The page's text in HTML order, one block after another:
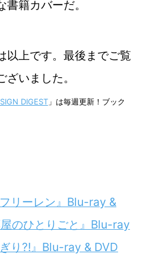
籍カバーだ。
以上です。最後までご覧
いました。
DIGEST」は毎週更新！ブック
リーレン』Blu-ray &
のひとりごと』Blu-ray
り?!』Blu-ray & DVD